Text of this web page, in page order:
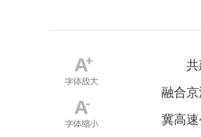
共建
融合
冀高